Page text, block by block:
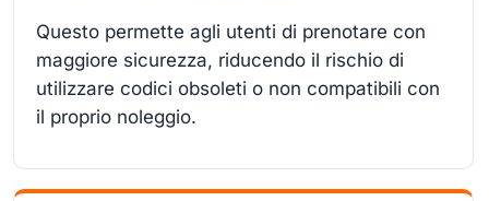
Questo permette agli utenti di prenotare con
maggiore sicurezza, riducendo il rischio di
utilizzare codici obsoleti o non compatibili con
il proprio noleggio.